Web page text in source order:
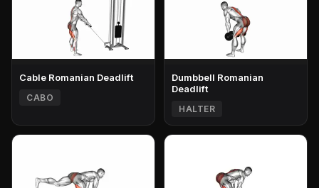
Cable Romanian Deadlift
CABO
Dumbbell Romanian
Deadlift
HALTER